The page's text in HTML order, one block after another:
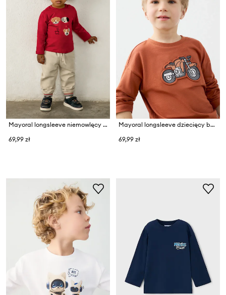
Mayoral longsleeve niemowlęcy z bawełną
69,99 zł
Mayoral longsleeve dziecięcy bawełniany
69,99 zł